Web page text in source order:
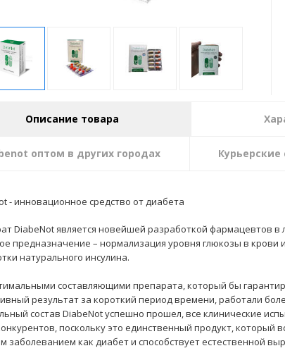
Описание товара
оптом в других городах
- инновационное средство от диабета
DiabeNot является новейшей разработкой фармацевтов в
предназначение – нормализация уровня глюкозы в крови
натурального инсулина.
составляющими препарата, который бы
результат за короткий период времени, работали
состав DiabeNot успешно прошел, все клинические
поскольку это единственный продукт, который
заболеванием как диабет и способствует естественной